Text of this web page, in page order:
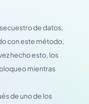
de datos,
con este método,
hecho esto, los
mientras
de uno de los